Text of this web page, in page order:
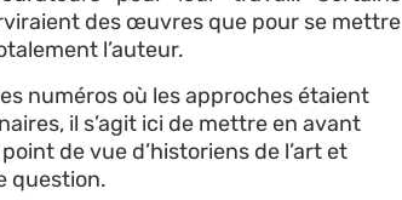
des œuvres que pour se mettre
l’auteur.
numéros où les approches étaient
il s’agit ici de mettre en avant
de vue d’historiens de l’art et
question.